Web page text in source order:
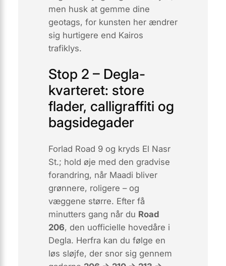
men husk at gemme dine
geotags, for kunsten her ændrer
sig hurtigere end Kairos
trafiklys.
Stop 2 – Degla-
kvarteret: store
flader, calligraffiti og
bagsidegader
Forlad Road 9 og kryds El Nasr
St.; hold øje med den gradvise
forandring, når Maadi bliver
grønnere, roligere – og
væggene større. Efter få
minutters gang når du Road
206, den uofficielle hovedåre i
Degla. Herfra kan du følge en
løs sløjfe, der snor sig gennem